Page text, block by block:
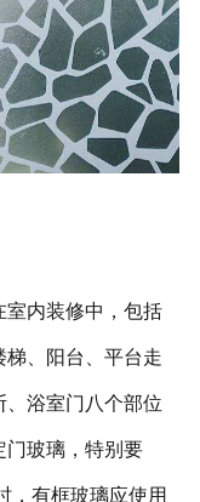
室内装修中，包括
、阳台、平台走
、浴室门八个部位
门玻璃，特别要
，有框玻璃应使用